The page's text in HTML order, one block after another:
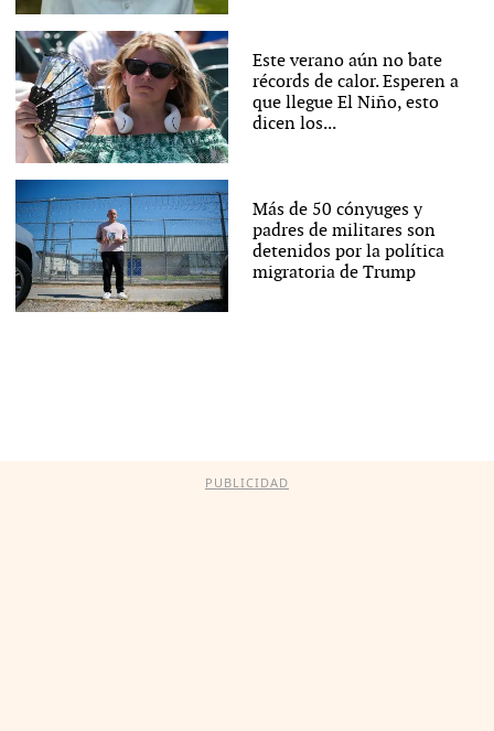
Este verano aún no bate
récords de calor. Esperen a
que llegue El Niño, esto
dicen los...
Más de 50 cónyuges y
padres de militares son
detenidos por la política
migratoria de Trump
PUBLICIDAD